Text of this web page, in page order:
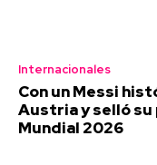
Internacionales
Con un Messi
Austria y selló su
Mundial 2026